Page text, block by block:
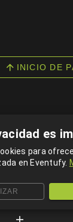
es
para
en Eventufy.
INICIO DE